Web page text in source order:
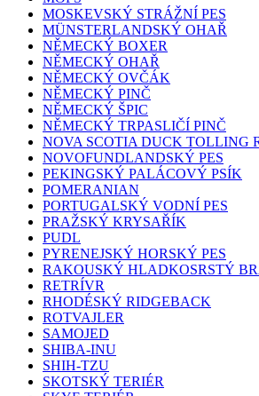
MOSKEVSKÝ STRÁŽNÍ PES
MÜNSTERLANDSKÝ OHAŘ
NĚMECKÝ BOXER
NĚMECKÝ OHAŘ
NĚMECKÝ OVČÁK
NĚMECKÝ PINČ
NĚMECKÝ ŠPIC
NĚMECKÝ TRPASLIČÍ PINČ
NOVA SCOTIA DUCK TOLLING
NOVOFUNDLANDSKÝ PES
PEKINGSKÝ PALÁCOVÝ PSÍK
POMERANIAN
PORTUGALSKÝ VODNÍ PES
PRAŽSKÝ KRYSAŘÍK
PUDL
PYRENEJSKÝ HORSKÝ PES
RAKOUSKÝ HLADKOSRSTÝ
RETRÍVR
RHODÉSKÝ RIDGEBACK
ROTVAJLER
SAMOJED
SHIBA-INU
SHIH-TZU
SKOTSKÝ TERIÉR